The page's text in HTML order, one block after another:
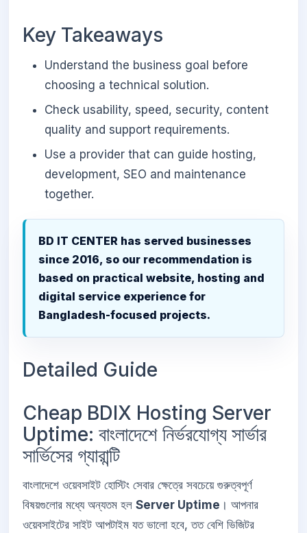
Key Takeaways
Understand the business goal before
choosing a technical solution.
Check usability, speed, security, content
quality and support requirements.
Use a provider that can guide hosting,
development, SEO and maintenance
together.
BD IT CENTER has served businesses
since 2016, so our recommendation is
based on practical website, hosting and
digital service experience for
Bangladesh-focused projects.
Detailed Guide
Cheap BDIX Hosting Server
Uptime: বাংলাদেশে নির্ভরযোগ্য সার্ভার
সার্ভিসের গ্যারান্টি
বাংলাদেশে ওয়েবসাইট হোস্টিং সেবার ক্ষেত্রে সবচেয়ে গুরুত্বপূর্ণ
বিষয়গুলোর মধ্যে অন্যতম হল Server Uptime । আপনার
ওয়েবসাইটের সাইট আপটাইম যত ভালো হবে, তত বেশি ভিজিটর